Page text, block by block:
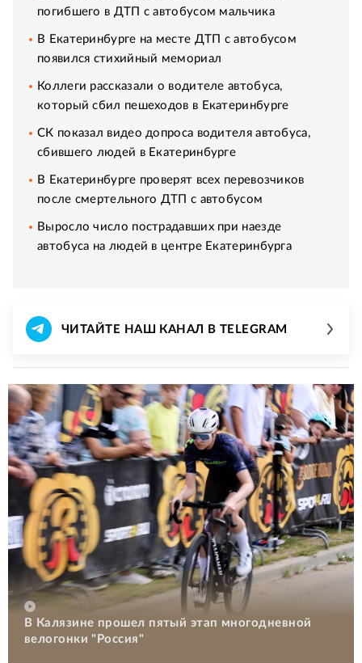
погибшего в ДТП с автобусом мальчика
В Екатеринбурге на месте ДТП с автобусом
появился стихийный мемориал
Коллеги рассказали о водителе автобуса,
который сбил пешеходов в Екатеринбурге
СК показал видео допроса водителя автобуса,
сбившего людей в Екатеринбурге
В Екатеринбурге проверят всех перевозчиков
после смертельного ДТП с автобусом
Выросло число пострадавших при наезде
автобуса на людей в центре Екатеринбурга
ЧИТАЙТЕ НАШ КАНАЛ В TELEGRAM
В Калязине прошел пятый этап многодневной
велогонки "Россия"